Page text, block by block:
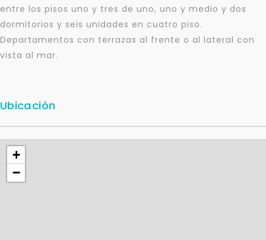
entre los pisos uno y tres de uno, uno y medio y dos
dormitorios y seis unidades en cuatro piso.
Departamentos con terrazas al frente o al lateral con
vista al mar.
Ubicación
+
−